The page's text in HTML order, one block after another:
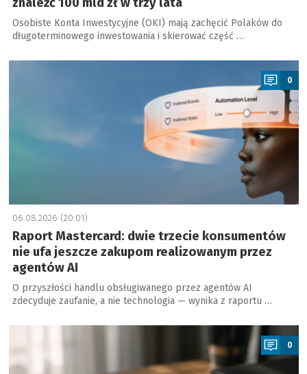
Osobiste Konta Inwestycyjne (OKI) mają zachęcić Polaków do
długoterminowego inwestowania i skierować część …
a
0
06.08.2026 (20:01)
Raport Mastercard: dwie trzecie konsumentów
nie ufa jeszcze zakupom realizowanym przez
agentów AI
O przyszłości handlu obsługiwanego przez agentów AI
zdecyduje zaufanie, a nie technologia — wynika z raportu …
a
0